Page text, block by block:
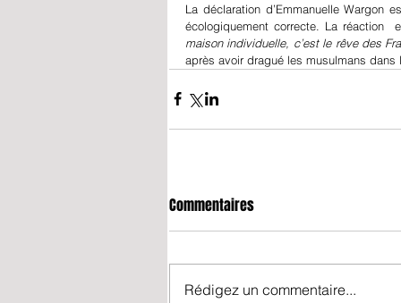
La déclaration d’Emmanuelle Wargon
écologiquement correcte. La réaction
maison individuelle, c’est le rêve des
après avoir dragué les musulmans
Commentaires
Rédigez un commentaire...